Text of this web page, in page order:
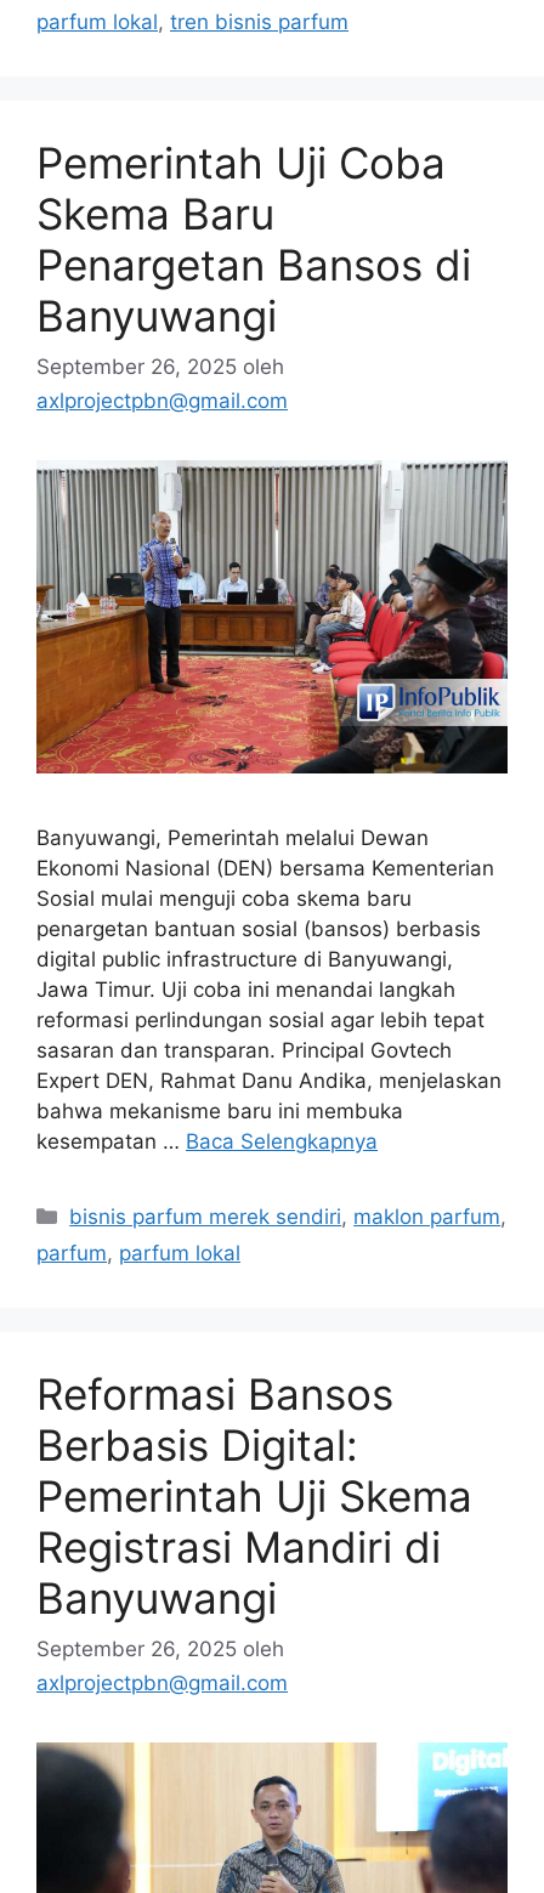
parfum lokal, tren bisnis parfum
Pemerintah Uji Coba
Skema Baru
Penargetan Bansos di
Banyuwangi
September 26, 2025 oleh
axlprojectpbn@gmail.com
Banyuwangi, Pemerintah melalui Dewan
Ekonomi Nasional (DEN) bersama Kementerian
Sosial mulai menguji coba skema baru
penargetan bantuan sosial (bansos) berbasis
digital public infrastructure di Banyuwangi,
Jawa Timur. Uji coba ini menandai langkah
reformasi perlindungan sosial agar lebih tepat
sasaran dan transparan. Principal Govtech
Expert DEN, Rahmat Danu Andika, menjelaskan
bahwa mekanisme baru ini membuka
kesempatan … Baca Selengkapnya
Kategori
bisnis parfum merek sendiri, maklon parfum,
parfum, parfum lokal
Reformasi Bansos
Berbasis Digital:
Pemerintah Uji Skema
Registrasi Mandiri di
Banyuwangi
September 26, 2025 oleh
axlprojectpbn@gmail.com